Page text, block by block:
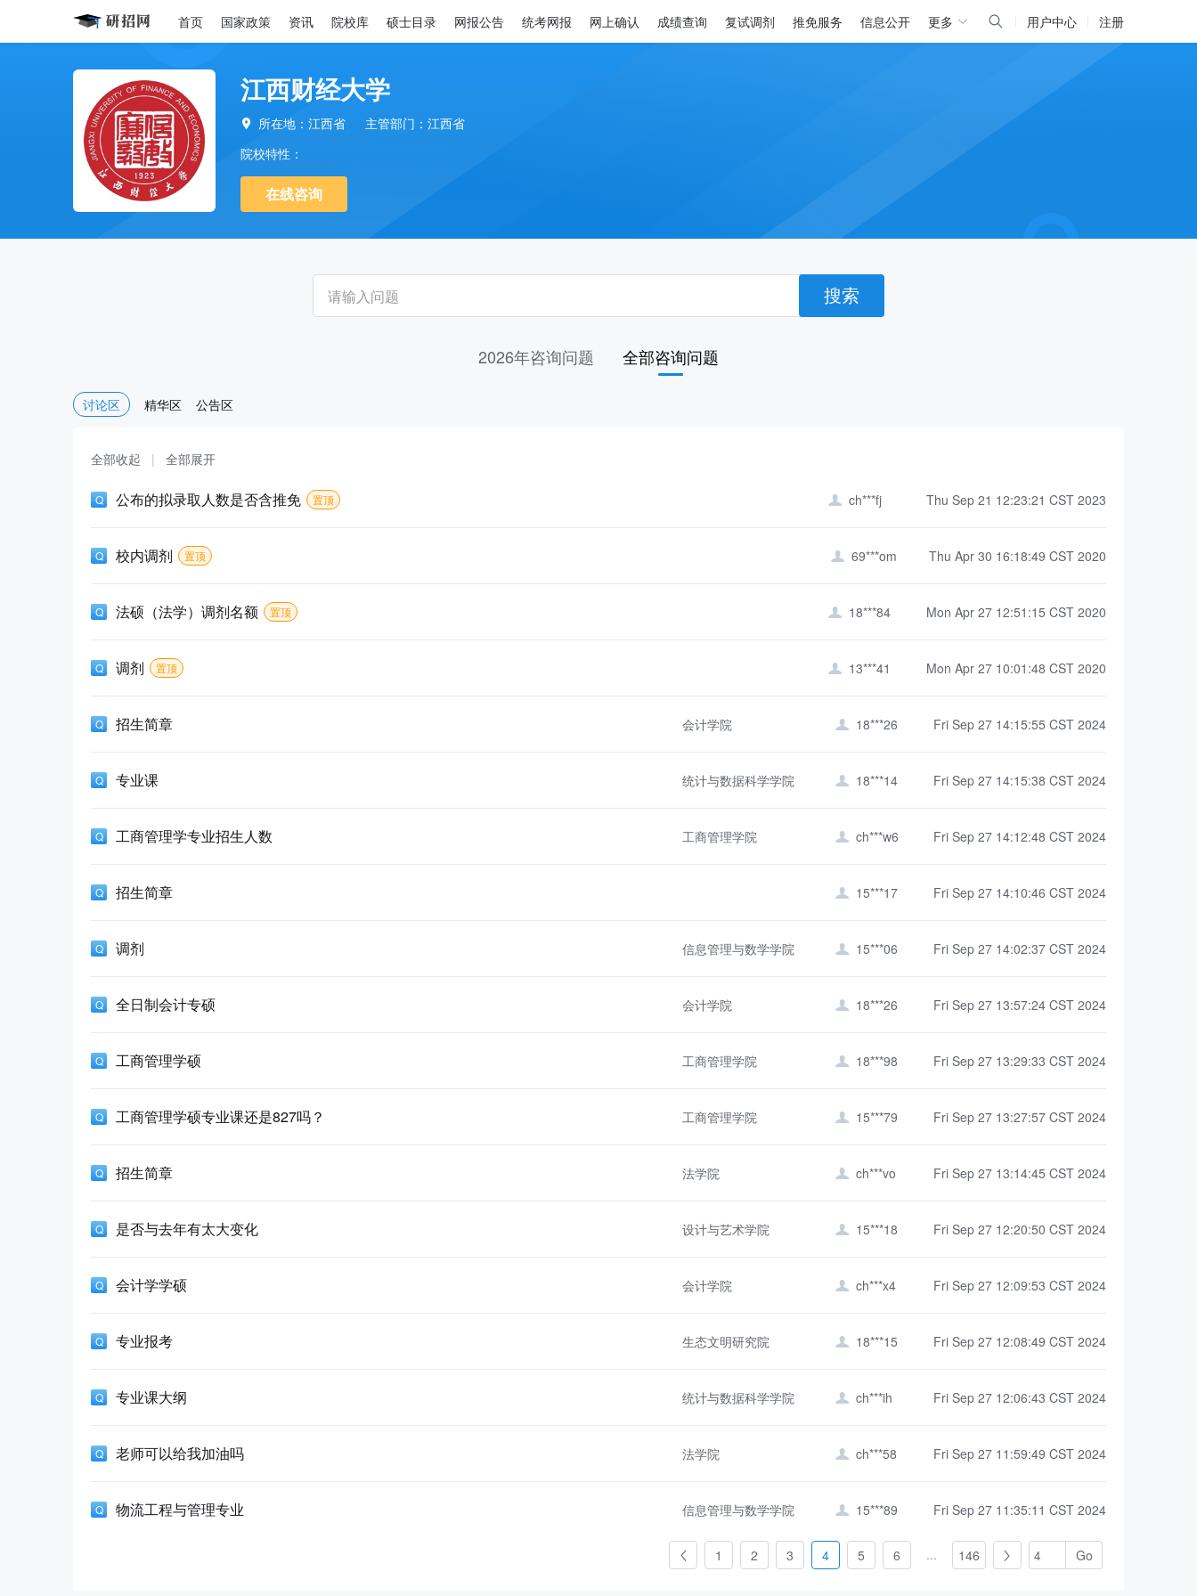
首页 国家政策 资讯 院校库 硕士目录 网报公告 统考网报 网上确认 成绩查询 复试调剂 推免服务 信息公开 更多 用户中心 注册
江西财经大学
 所在地：江西省
主管部门：江西省
院校特性：
在线咨询
搜索
2026年咨询问题 全部咨询问题
讨论区 精华区 公告区
全部收起 | 全部展开
公布的拟录取人数是否含推免 置顶  ch***fj Thu Sep 21 12:23:21 CST 2023
校内调剂 置顶  69***om Thu Apr 30 16:18:49 CST 2020
法硕（法学）调剂名额 置顶  18***84 Mon Apr 27 12:51:15 CST 2020
调剂 置顶  13***41 Mon Apr 27 10:01:48 CST 2020
招生简章 会计学院  18***26 Fri Sep 27 14:15:55 CST 2024
专业课 统计与数据科学学院  18***14 Fri Sep 27 14:15:38 CST 2024
工商管理学专业招生人数 工商管理学院  ch***w6 Fri Sep 27 14:12:48 CST 2024
招生简章  15***17 Fri Sep 27 14:10:46 CST 2024
调剂 信息管理与数学学院  15***06 Fri Sep 27 14:02:37 CST 2024
全日制会计专硕 会计学院  18***26 Fri Sep 27 13:57:24 CST 2024
工商管理学硕 工商管理学院  18***98 Fri Sep 27 13:29:33 CST 2024
工商管理学硕专业课还是827吗？ 工商管理学院  15***79 Fri Sep 27 13:27:57 CST 2024
招生简章 法学院  ch***vo Fri Sep 27 13:14:45 CST 2024
是否与去年有太大变化 设计与艺术学院  15***18 Fri Sep 27 12:20:50 CST 2024
会计学学硕 会计学院  ch***x4 Fri Sep 27 12:09:53 CST 2024
专业报考 生态文明研究院  18***15 Fri Sep 27 12:08:49 CST 2024
专业课大纲 统计与数据科学学院  ch***ih Fri Sep 27 12:06:43 CST 2024
老师可以给我加油吗 法学院  ch***58 Fri Sep 27 11:59:49 CST 2024
物流工程与管理专业 信息管理与数学学院  15***89 Fri Sep 27 11:35:11 CST 2024
 1 2 3 4 5 6 ... 146 